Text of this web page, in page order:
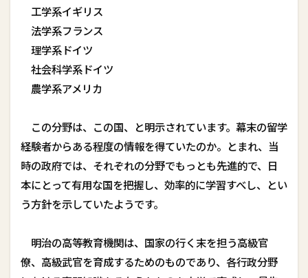
工学系――イギリス
法学系――フランス
理学系――ドイツ
社会科学系――ドイツ
農学系――アメリカ
この分野は、この国、と明示されています。幕末の留学
経験者からある程度の情報を得ていたのか。とまれ、当
時の政府では、それぞれの分野でもっとも先進的で、日
本にとって有用な国を把握し、効率的に学習すべし、とい
う方針を示していたようです。
明治の高等教育機関は、国家の行く末を担う高級官
僚、高級武官を育成するためのものであり、各行政分野